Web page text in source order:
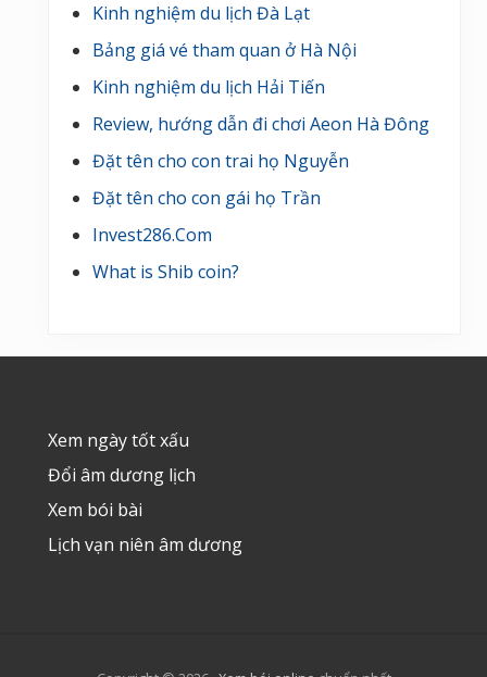
Kinh nghiệm du lịch Đà Lạt
Bảng giá vé tham quan ở Hà Nội
Kinh nghiệm du lịch Hải Tiến
Review, hướng dẫn đi chơi Aeon Hà Đông
Đặt tên cho con trai họ Nguyễn
Đặt tên cho con gái họ Trần
Invest286.Com
What is Shib coin?
Xem ngày tốt xấu
Đổi âm dương lịch
Xem bói bài
Lịch vạn niên âm dương